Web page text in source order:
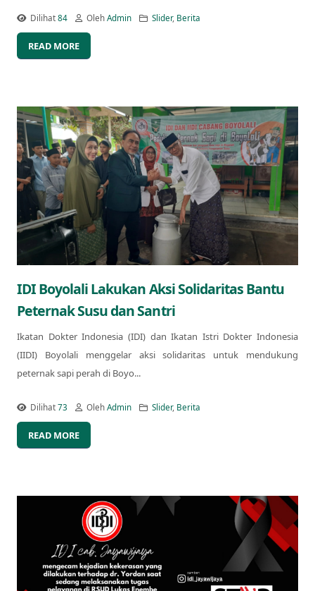
Dilihat84 OlehAdmin Slider, Berita
READ MORE
IDI Boyolali Lakukan Aksi Solidaritas Bantu
Peternak Susu dan Santri
Ikatan Dokter Indonesia (IDI) dan Ikatan Istri Dokter Indonesia
(IIDI) Boyolali menggelar aksi solidaritas untuk mendukung
peternak sapi perah di Boyo...
Dilihat73 OlehAdmin Slider, Berita
READ MORE